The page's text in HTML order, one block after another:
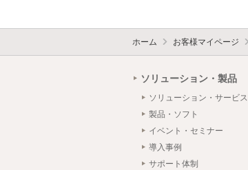
ホーム お客様マイページ
ソリューション・製品
ソリューション・サービス
製品・ソフト
イベント・セミナー
導入事例
サポート体制